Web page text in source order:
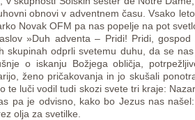
obnovi v adventnem času. Vsako
Novak OFM pa nas popelje na pot
»Duh adventa – Pridi! Pridi, gospod
skupinah odprli svetemu duhu, da se
o iskanju Božjega obličja,
ženo pričakovanja in jo skušali
te luči vodil tudi skozi svete tri kraje:
pa je odvisno, kako bo Jezus nas
olja za svetilke.